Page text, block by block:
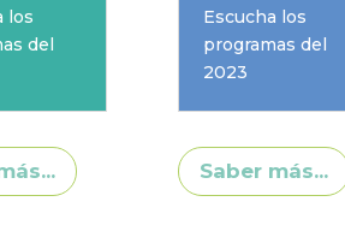
los
del
Escucha los
programas del
2023
Saber más...